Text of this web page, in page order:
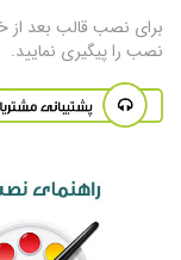
برای نصب قالب بعد از
نصب را پیگیری نمایید.